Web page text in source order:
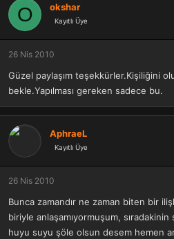
O okshar
Kayıtlı Üye
26 Nis 2010
Güzel paylaşım teşekkürler.Kişiliğini
bekle.Yapılması gereken sadece bu.
AphraeL
Kayıtlı Üye
26 Nis 2010
Bunca zamandır ne zaman biten bir
biriyle anlaşamıyormuşum,
huyu suyu şöle olsun desem hemen